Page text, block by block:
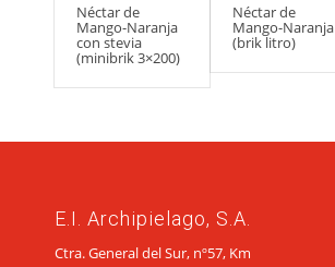
Néctar de
Mango-Naranja
con stevia
(minibrik 3×200)
Néctar de
Mango-Naranja
(brik litro)
E.I. Archipielago, S.A.
Ctra. General del Sur, nº57, Km